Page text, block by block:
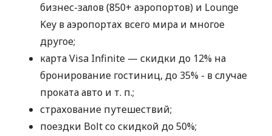
бизнес-залов (850+ аэропортов) и Lounge
Key в аэропортах всего мира и многое
другое;
карта Visa Infinite — скидки до 12% на
бронирование гостиниц, до 35% - в случае
проката авто и т. п.;
страхование путешествий;
поездки Bolt со скидкой до 50%;